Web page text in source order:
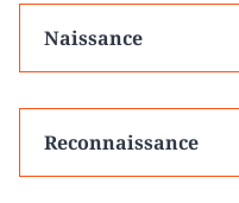
Naissance
Reconnaissance